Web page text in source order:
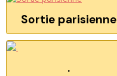
Sortie parisienne
.